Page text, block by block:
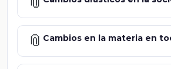
📎 Cambios en la materia en